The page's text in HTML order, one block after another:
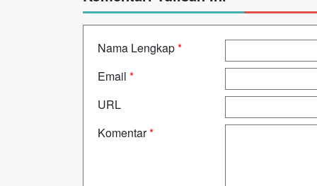
Nama Lengkap*
Email *
URL
Komentar*